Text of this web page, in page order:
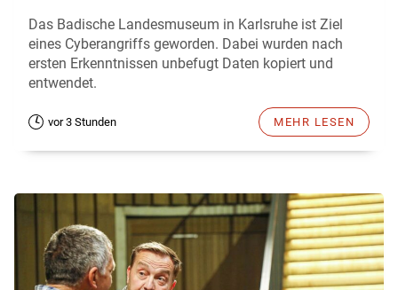
Das Badische Landesmuseum in Karlsruhe ist Ziel
eines Cyberangriffs geworden. Dabei wurden nach
ersten Erkenntnissen unbefugt Daten kopiert und
entwendet.
vor 3 Stunden MEHR LESEN